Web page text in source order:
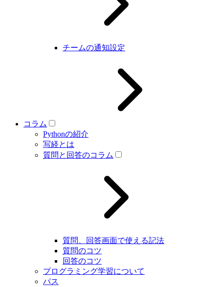
チームの通知設定
コラム
Pythonの紹介
写経とは
質問と回答のコラム
質問、回答画面で使える記法
質問のコツ
回答のコツ
プログラミング学習について
パス